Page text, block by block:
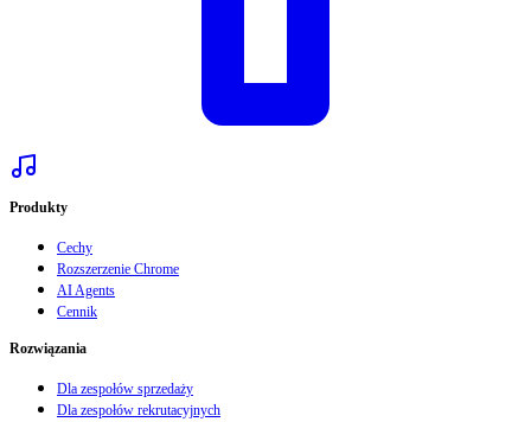
Produkty
Cechy
Rozszerzenie Chrome
AI Agents
Cennik
Rozwiązania
Dla zespołów sprzedaży
Dla zespołów rekrutacyjnych